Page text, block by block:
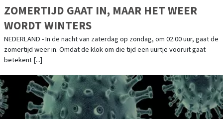
ZOMERTIJD GAAT IN, MAAR HET WEER
WORDT WINTERS
NEDERLAND - In de nacht van zaterdag op zondag, om 02.00 uur, gaat de
zomertijd weer in. Omdat de klok om die tijd een uurtje vooruit gaat
betekent [...]